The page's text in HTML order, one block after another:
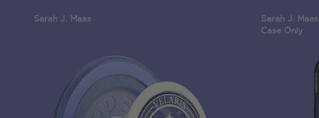
Sarah J. Maas
Sarah J. Maas
Case Only